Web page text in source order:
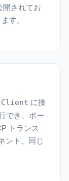
開されてお
す。
に接
でき、ポー
トランス
ント、同じ